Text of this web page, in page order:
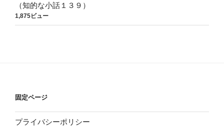
（知的な小話１３９）
1,875ビュー
固定ページ
プライバシーポリシー